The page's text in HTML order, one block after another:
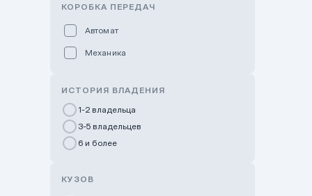
GWM Nurly Zhol
Chery Astana
КОРОБКА ПЕРЕДАЧ
Автомат
Механика
ИСТОРИЯ ВЛАДЕНИЯ
1-2 владельца
3-5 владельцев
6 и более
КУЗОВ